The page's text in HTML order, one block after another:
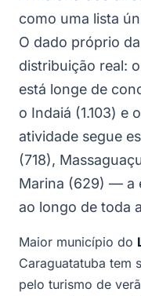
como uma lista
O dado próprio
distribuição real: o
está longe de
o Indaiá (1.103) e
atividade segue
(718),
Marina (629) — a
ao longo de toda
Maior município do
Caraguatatuba tem
pelo turismo de